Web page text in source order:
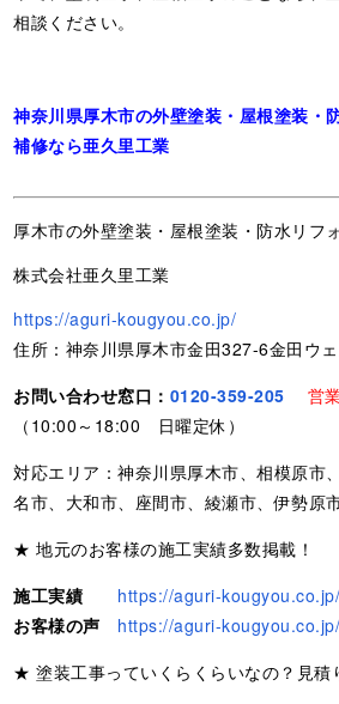
相談ください。
神奈川県厚木市の外壁塗装・屋根塗装・
補修なら亜久里工業
厚木市の外壁塗装・屋根塗装・防水リフ
株式会社亜久里工業
https://aguri-kougyou.co.jp/
住所：神奈川県厚木市金田327-6金田ウ
お問い合わせ窓口： 0120-359-205
営
（10:00～18:00 日曜定休）
対応エリア：神奈川県厚木市、相模原市
名市、大和市、座間市、綾瀬市、伊勢原
★ 地元のお客様の施工実績多数掲載！
施工実績
https://aguri-
お客様の声
https://aguri-
★ 塗装工事っていくらくらいなの？見積